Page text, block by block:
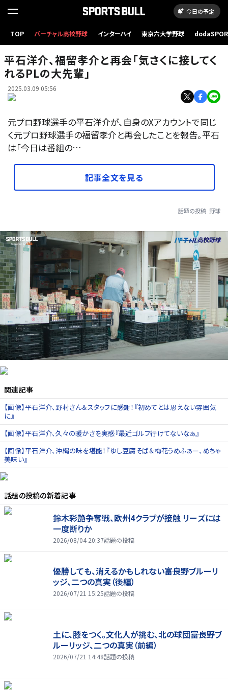
今日の予定
TOP バーチャル高校野球 インターハイ 東京六大学野球
平石洋介、福留孝介と再会「気さくに接してく
れるPLの大先輩」
2025.03.09 05:56
元プロ野球選手の平石洋介が、自身のXアカウントで同じ
く元プロ野球選手の福留孝介と再会したことを報告。平石
は「今日は番組の…
記事全文を見る
話題の投稿 野球
関連記事
【画像】平石洋介、野村さん＆スタッフに感謝！『初めてとは思えない雰囲気
に』
【画像】平石洋介、久々の暖かさを実感『最近ゴルフ行けてないなぁ』
【画像】平石洋介、沖縄の味を堪能！『ゆし豆腐そば＆梅花うめふぁー、めちゃ
美味い』
話題の投稿の新着記事
鈴木彩艶争奪戦、欧州4クラブが接触 リーズには
一度断りか
2026/08/04 20:37話題の投稿
優勝しても、消えるかもしれない――富良野ブルーリ
ッジ、二つの真実（後編）
2026/07/21 15:25話題の投稿
土に、膝をつく。文化人が挑む、北の球団――富良野ブ
ルーリッジ、二つの真実（前編）
2026/07/21 14:48話題の投稿